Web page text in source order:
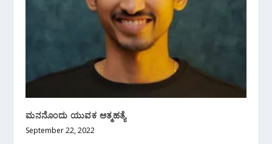
ಮನನೊಂದು ಯುವಕ ಆತ್ಮಹತ್ಯೆ
September 22, 2022